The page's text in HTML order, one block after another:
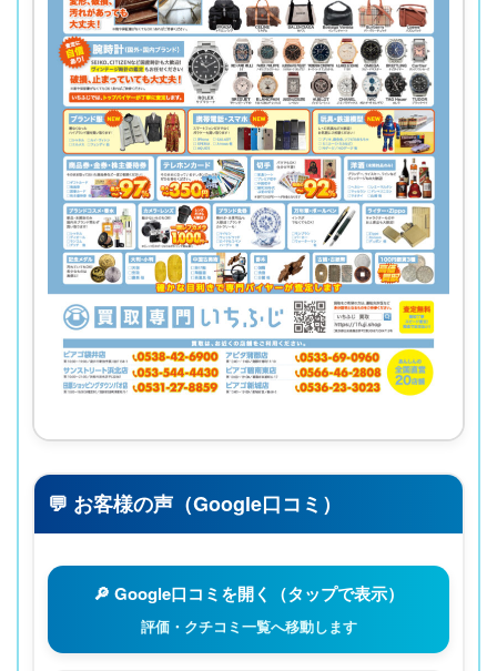
💬 お客様の声（Google口コミ）
🔎 Google口コミを開く（タップで表示）
評価・クチコミ一覧へ移動します